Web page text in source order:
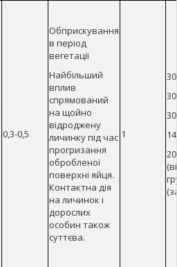
0,3-0,5
Обприскування
в період
вегетації
Найбільший
вплив
спрямований
на щойно
відроджену
личинку під час
прогризання
обробленої
поверхні яйця.
Контактна дія
на личинок і
дорослих
особин також
суттєва.
1
30
30
30
14
20